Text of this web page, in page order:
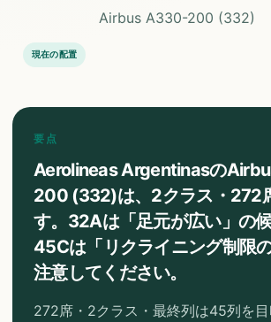
Airbus A330-200 (332)
現在の配置
要点
Aerolineas Argentinasの
200 (332)は、2クラス・272
す。32Aは「足元が広い」の候
45Cは「リクライニング制限
注意してください。
272席・2クラス・最終列は45列を目